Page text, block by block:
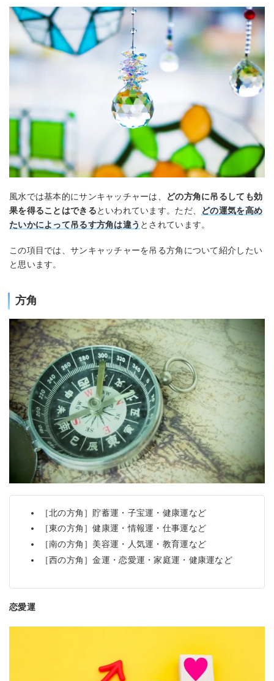
風水では基本的にサンキャッチャーは、
どの方角に吊るしても効
果を得ることはできるといわれています。ただ、
どの運気を高め
たいかによって吊るす方角は違う とされています。
この項目では、サンキャッチャーを吊る方角について紹介したい
と思います。
方角
［北の方角］貯蓄運・子宝運・健康運など
［東の方角］健康運・情報運・仕事運など
［南の方角］美容運・人気運・教育運など
［西の方角］金運・恋愛運・家庭運・健康運など
恋愛運